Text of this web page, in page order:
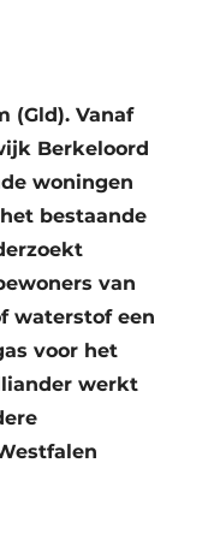
(Gld). Vanaf
Berkeloord
woningen
bestaande
van
waterstof een
voor het
werkt